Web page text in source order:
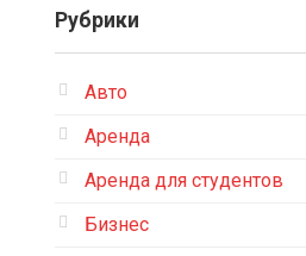
Рубрики
Авто
Аренда
Аренда для студентов
Бизнес